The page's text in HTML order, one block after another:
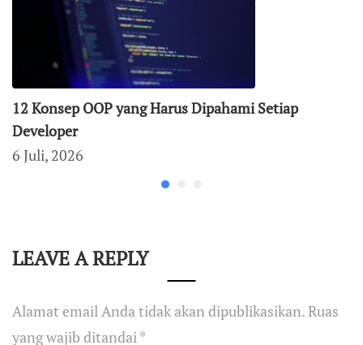
12 Konsep OOP yang Harus Dipahami Setiap
Developer
6 Juli, 2026
LEAVE A REPLY
Alamat email Anda tidak akan dipublikasikan.Ruas
yang wajib ditandai*